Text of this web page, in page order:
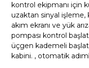
kontrol ekipmanı için
uzaktan sinyal işleme,
akım ekranı ve yük
pompası kontrol
üçgen kademeli
kabini. , otomatik